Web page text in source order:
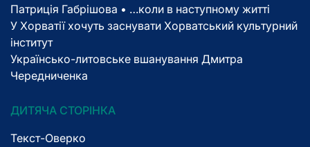
Патриція Габрішова • …коли в наступному житті
У Хорватії хочуть заснувати Хорватський культурний
інститут
Українсько-литовське вшанування Дмитра
Чередниченка
ДИТЯЧА СТОРІНКА
Текст-Оверко